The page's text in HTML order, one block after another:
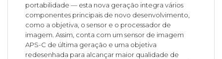
portabilidade — esta nova geração integra vários
componentes principais de novo desenvolvimento,
como a objetiva, o sensor e o processador de
imagem. Assim, conta com um sensor de imagem
APS-C de última geração e uma objetiva
redesenhada para alcançar maior qualidade de